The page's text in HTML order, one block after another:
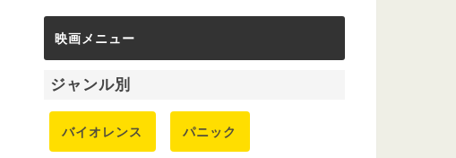
映画メニュー
ジャンル別
バイオレンス パニック